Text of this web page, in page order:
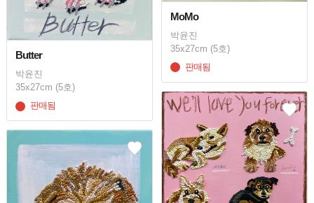
MoMo
박윤진
35x27cm (5호)
판매됨
Butter
박윤진
35x27cm (5호)
판매됨